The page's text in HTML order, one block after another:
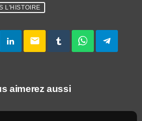
L'HISTOIRE
email
aimerez aussi